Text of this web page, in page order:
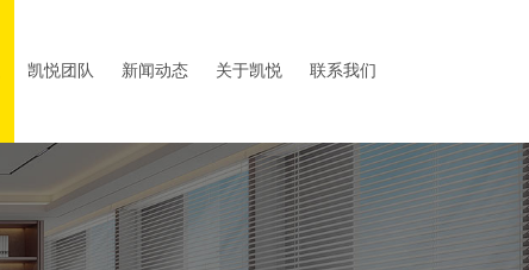
凯悦团队 新闻动态 关于凯悦 联系我们